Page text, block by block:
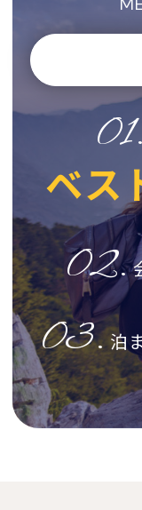
01.
ベス
02.
03. 泊